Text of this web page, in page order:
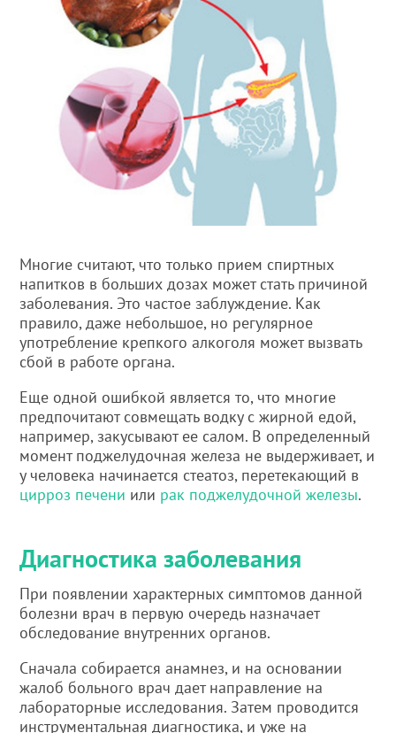
Многие считают, что только прием спиртных
напитков в больших дозах может стать причиной
заболевания. Это частое заблуждение. Как
правило, даже небольшое, но регулярное
употребление крепкого алкоголя может вызвать
сбой в работе органа.
Еще одной ошибкой является то, что многие
предпочитают совмещать водку с жирной едой,
например, закусывают ее салом. В определенный
момент поджелудочная железа не выдерживает, и
у человека начинается стеатоз, перетекающий в
цирроз печени или рак поджелудочной железы.
Диагностика заболевания
При появлении характерных симптомов данной
болезни врач в первую очередь назначает
обследование внутренних органов.
Сначала собирается анамнез, и на основании
жалоб больного врач дает направление на
лабораторные исследования. Затем проводится
инструментальная диагностика, и уже на